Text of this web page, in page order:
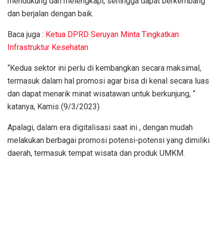
dan berjalan dengan baik.
Baca juga : Ketua DPRD Seruyan Minta Tingkatkan
Infrastruktur Kesehatan
“Kedua sektor ini perlu di kembangkan secara maksimal,
termasuk dalam hal promosi agar bisa di kenal secara luas
dan dapat menarik minat wisatawan untuk berkunjung, “
katanya, Kamis (9/3/2023)
Apalagi, dalam era digitalisasi saat ini , dengan mudah
melakukan berbagai promosi potensi-potensi yang dimiliki
daerah, termasuk tempat wisata dan produk UMKM.